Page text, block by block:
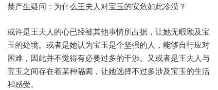
禁产生疑问：为什么王夫人对宝玉的安危如此冷漠？
或许是王夫人的心已经被其他事情所占据，让她无暇顾及宝
玉的处境。或者是她认为宝玉是个坚强的人，能够自行应对
困难，因此并不觉得有必要过多的干涉。又或者是王夫人与
宝玉之间存在着某种隔阂，让她选择不过多涉及宝玉的生活
和感受。